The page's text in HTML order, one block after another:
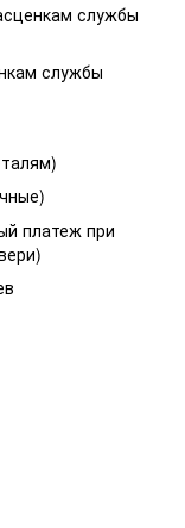
службы
службы
платеж при